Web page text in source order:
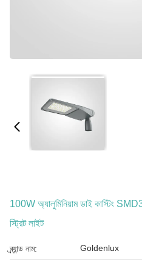
100W অ্যালুমিনিয়াম ডাই কাস্টিং
স্ট্রিট লাইট
ব্র্যান্ড নাম: Goldenlux